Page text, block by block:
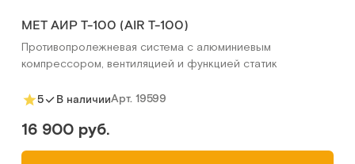
MET АИР Т-100 (AIR T-100)
Противопролежневая система с алюминиевым
компрессором, вентиляцией и функцией статик
5 В наличииАрт. 19599
16 900 руб.